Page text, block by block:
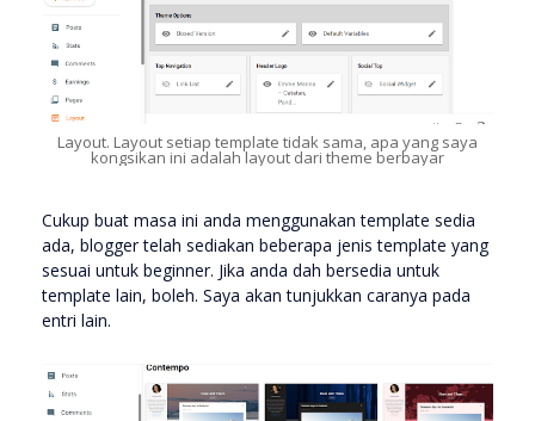
Layout. Layout setiap template tidak sama, apa yang saya
kongsikan ini adalah layout dari theme berbayar
Cukup buat masa ini anda menggunakan template sedia
ada, blogger telah sediakan beberapa jenis template yang
sesuai untuk beginner. Jika anda dah bersedia untuk
template lain, boleh. Saya akan tunjukkan caranya pada
entri lain.